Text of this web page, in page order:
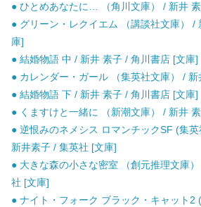
● ひとめあなたに… （角川文庫） / 新井
● グリーン・レクイエム （講談社文庫） /
庫]
● 結婚物語 中 / 新井 素子 / 角川書店 [文庫]
● カレンダー・ガール （集英社文庫） /
● 結婚物語 下 / 新井 素子 / 角川書店 [文庫]
● くますけと一緒に （新潮文庫） / 新井
● 逆恨みのネメシス ロマンチックSF (集
新井素子 / 集英社 [文庫]
● 大きな森の小さな密室 （創元推理文庫
社 [文庫]
● ナイト・フォーク ブラック・キャット2